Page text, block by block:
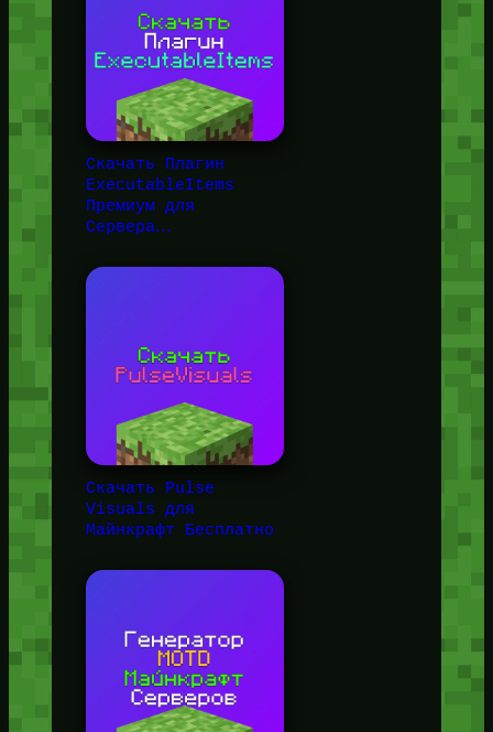
Скачать Плагин
ExecutableItems
Премиум для
Сервера…
Скачать Pulse
Visuals для
Майнкрафт Бесплатно